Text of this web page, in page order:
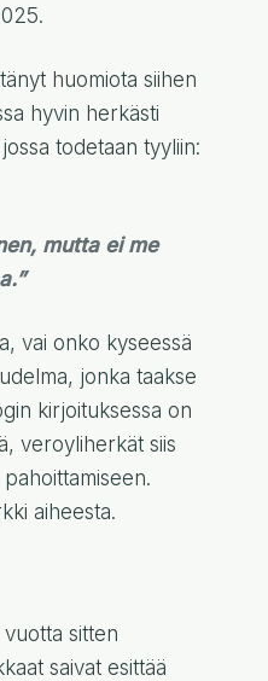
huomiota siihen
hyvin herkästi
todetaan tyyliin:
mutta ei me
vai onko kyseessä
jonka taakse
kirjoituksessa on
veroyliherkät siis
aiheesta.
sitten
saivat esittää